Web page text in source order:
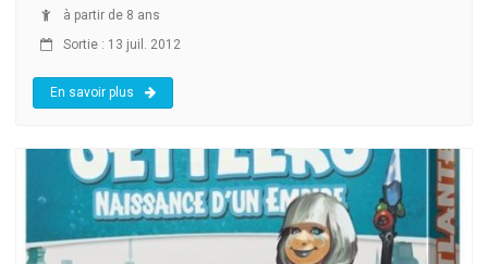
à partir de 8 ans
Sortie : 13 juil. 2012
En savoir plus